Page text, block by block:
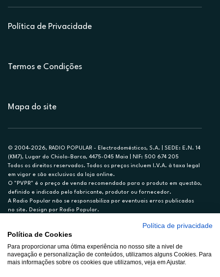
Política de Privacidade
Termos e Condições
Mapa do site
© 2004-2026, RADIO POPULAR - Electrodomésticos, S.A. | SEDE: E.N. 14
(KM7), Lugar do Chiolo-Barca, 4475-045 Maia | NIF: 500 674 205
Todos os direitos reservados. Todos os preços incluem I.V.A. à taxa legal
em vigor e são exclusivos da loja online.
O "PVPR" é o preço de venda recomendado para o produto em questão,
definido e indicado pelo fabricante, produtor ou fornecedor.
A Radio Popular não se responsabiliza por eventuais erros publicados
no site. Design por Radio Popular.
Ex. para limite de crédito de €1.500, reembolsado em 12 meses, TAN
14,79%.
Crédito sujeito a aprovação pelo Cetelem, marca BNP Paribas Personal
Finance, S.A., Sucursal em Portugal. Informe-se no 21 721 90 00 (dias
Política de privacidade
Política de Cookies
Para proporcionar uma ótima experiência no nosso site a nivel de
navegação e personalização de conteúdos, utilizamos alguns Cookies. Para
mais informações sobre os cookies que utilizamos, veja em Ajustar.